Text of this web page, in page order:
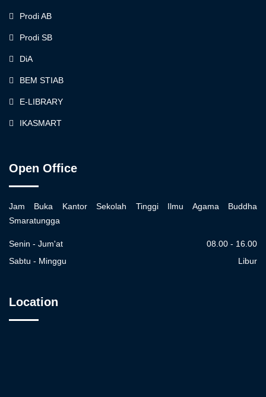
Prodi AB
Prodi SB
DiA
BEM STIAB
E-LIBRARY
IKASMART
Open Office
Jam Buka Kantor Sekolah Tinggi Ilmu Agama Buddha
Smaratungga
Senin - Jum'at
08.00 - 16.00
Sabtu - Minggu
Libur
Location